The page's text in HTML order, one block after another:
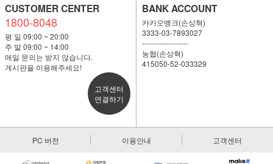
CUSTOMER CENTER
1800-8048
평 일 09:00 ~ 20:00
주 말 09:00 ~ 14:00
메일 문의는 받지 않습니다.
게시판을 이용해주세요!
고객센터
연결하기
BANK ACCOUNT
카카오뱅크(손상혁)
3333-03-7893027
-------------------
농협(손상혁)
415050-52-033329
PC 버전 이용안내 고객센터